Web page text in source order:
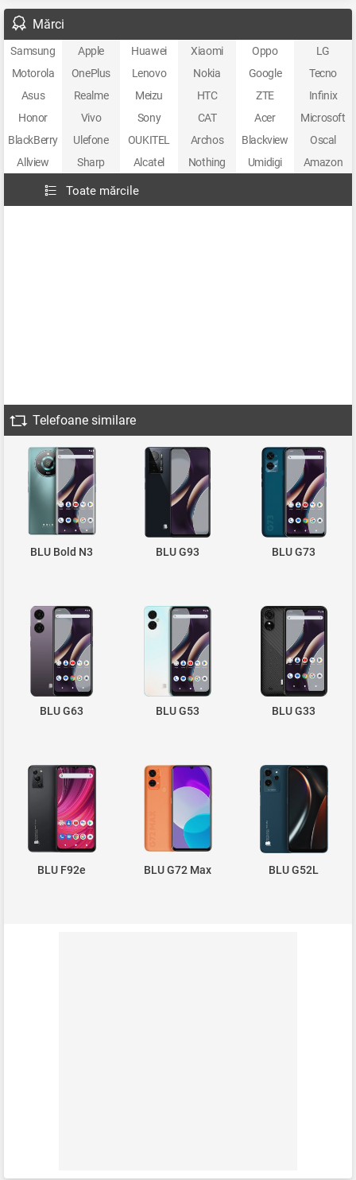
Mărci
Samsung Apple Huawei Xiaomi Oppo
LG
Motorola
OnePlus Lenovo Nokia Google
Tecno
Asus
Realme Meizu HTC ZTE
Infinix
Honor
Vivo Sony CAT Acer
Microsoft
BlackBerry
Ulefone OUKITEL Archos Blackview
Oscal
Allview
Sharp Alcatel Nothing Umidigi Amazon
Toate mărcile
Telefoane similare
BLU Bold N3 BLU G93 BLU G73
BLU G63 BLU G53 BLU G33
BLU F92e BLU G72 Max BLU G52L